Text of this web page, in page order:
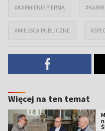
#KARMIENIE PIERSIĄ
#MIEJSCA PUBLICZNE
Więcej na ten temat